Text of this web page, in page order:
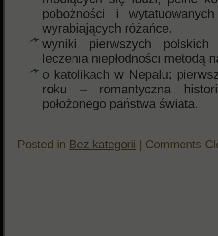
pobożności i
wyrabiających różańce.
wyniki pierwszych
leczenia niepłodności metodą
o katolikach w Nepalu;
roku – romantyczna
położonego państwa świata.
Posted in Bez kategorii | Comments